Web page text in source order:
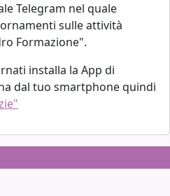
Telegram nel quale
sulle attività
Formazione".
installa la App di
dal tuo smartphone quindi